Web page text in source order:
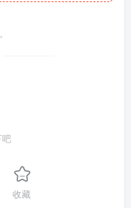
吧
收藏